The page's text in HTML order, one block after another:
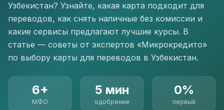
Узбекистан? Узнайте, какая карта подходит для
переводов, как снять наличные без комиссии и
какие сервисы предлагают лучшие курсы. В
статье — советы от экспертов «Микрокредито»
по выбору карты для переводов в Узбекистан.
6+
МФО
5 мин
одобрение
0%
первый